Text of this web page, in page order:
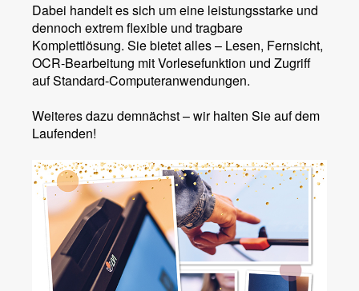
Dabei handelt es sich um eine leistungsstarke und
dennoch extrem flexible und tragbare
Komplettlösung. Sie bietet alles – Lesen, Fernsicht,
OCR-Bearbeitung mit Vorlesefunktion und Zugriff
auf Standard-Computeranwendungen.
Weiteres dazu demnächst – wir halten Sie auf dem
Laufenden!